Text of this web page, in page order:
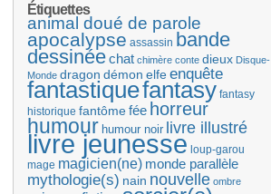
Étiquettes
animal doué de parole
apocalypse assassin bande
dessinéechat chimère conte dieux Disque-
Monde dragon démon elfeenquête
fantastiquefantasy fantasy
historique fantômefée horreur
humour humour noir livre illustré
livre jeunesse loup-garou
mage magicien(ne) monde parallèle
mythologie(s) nain nouvelle ombre